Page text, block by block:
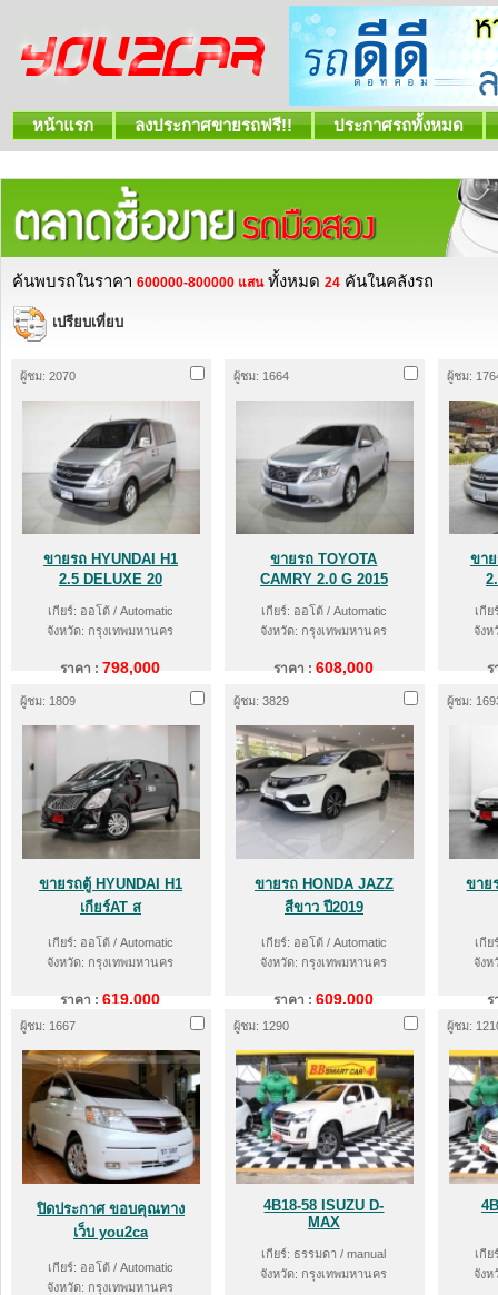
หน้าแรก ลงประกาศขายรถฟรี!! ประกาศรถทั้งหมด
ค้นพบรถในราคา 600000-800000 แสนทั้งหมด 24 คันในคลังรถ
เปรียบเที่ยบ
ผู้ชม: 2070
ขายรถ HYUNDAI H1
2.5 DELUXE 20
เกียร์: ออโต้ / Automatic
จังหวัด: กรุงเทพมหานคร
ราคา :798,000
ผู้ชม: 1664
ขายรถ TOYOTA
CAMRY 2.0 G 2015
เกียร์: ออโต้ / Automatic
จังหวัด: กรุงเทพมหานคร
ราคา :608,000
ผู้ชม:
ขาย
เกี
จังห
ผู้ชม: 1809
ขายรถตู้ HYUNDAI H1
เกียร์AT ส
เกียร์: ออโต้ / Automatic
จังหวัด: กรุงเทพมหานคร
ราคา :619,000
ผู้ชม: 3829
ขายรถ HONDA JAZZ
สีขาว ปี2019
เกียร์: ออโต้ / Automatic
จังหวัด: กรุงเทพมหานคร
ราคา :609,000
ผู้ชม:
ขาย
เกี
จังห
ผู้ชม: 1667
ปิดประกาศ ขอบคุณทาง
เว็บ you2ca
เกียร์: ออโต้ / Automatic
จังหวัด: กรุงเทพมหานคร
ผู้ชม: 1290
4B18-58 ISUZU D-
MAX
เกียร์: ธรรมดา / manual
จังหวัด: กรุงเทพมหานคร
ผู้ชม:
เกี
จังห